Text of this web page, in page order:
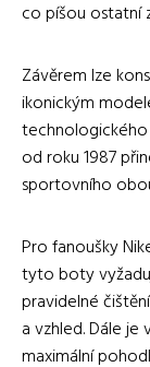
co píšou ostatní
Závěrem lze
ikonickým
od roku 1987
sportovního
Pro fanoušky
tyto boty
pravidelné
a vzhled. Dále
maximální